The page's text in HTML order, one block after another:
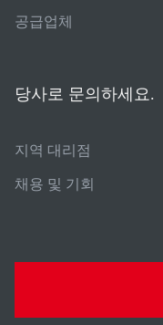
공급업체
당사로 문의하세요.
지역 대리점
채용 및 기회